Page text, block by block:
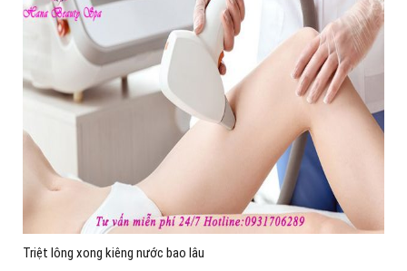
Triệt lông xong kiêng nước bao lâu